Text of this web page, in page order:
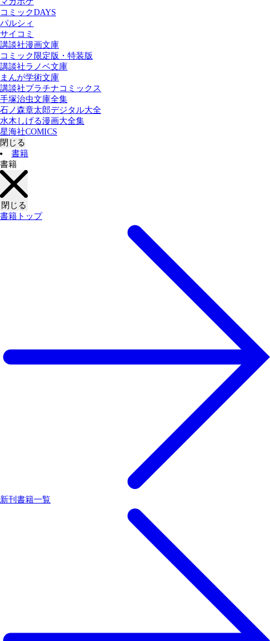
コミックDAYS
パルシィ
サイコミ
講談社漫画文庫
コミック限定版・特装版
講談社ラノベ文庫
まんが学術文庫
講談社プラチナコミックス
手塚治虫文庫全集
石ノ森章太郎デジタル大全
水木しげる漫画大全集
星海社COMICS
閉じる
書籍
書籍
閉じる
書籍トップ
新刊書籍一覧
カテゴリー：
すべての記事